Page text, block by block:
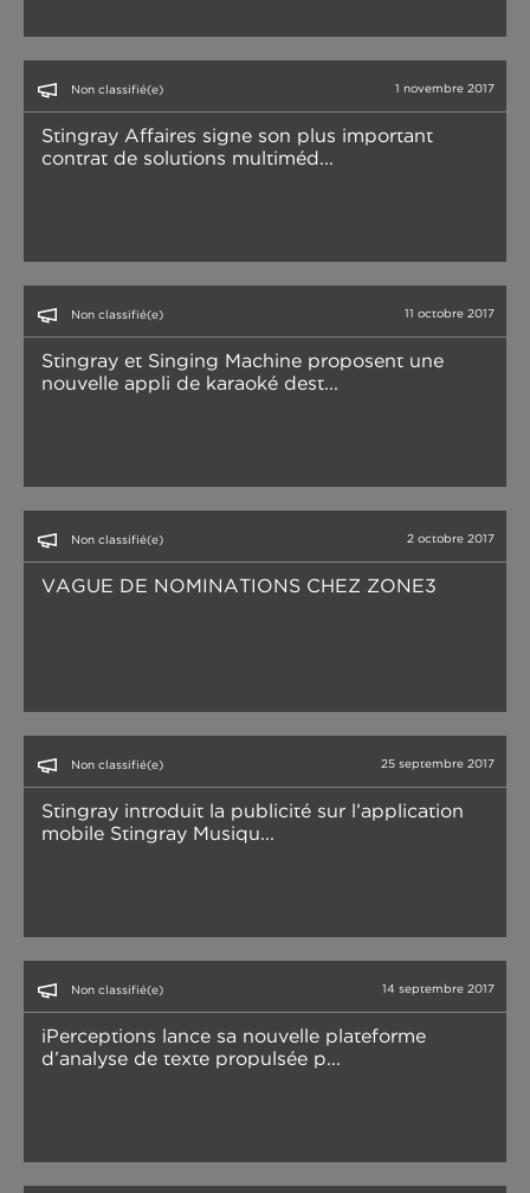
Non classifié(e) 1 novembre 2017
Stingray Affaires signe son plus important
contrat de solutions multiméd...
Non classifié(e) 11 octobre 2017
Stingray et Singing Machine proposent une
nouvelle appli de karaoké dest...
Non classifié(e) 2 octobre 2017
VAGUE DE NOMINATIONS CHEZ ZONE3
Non classifié(e) 25 septembre 2017
Stingray introduit la publicité sur l’application
mobile Stingray Musiqu...
Non classifié(e) 14 septembre 2017
iPerceptions lance sa nouvelle plateforme
d’analyse de texte propulsée p...